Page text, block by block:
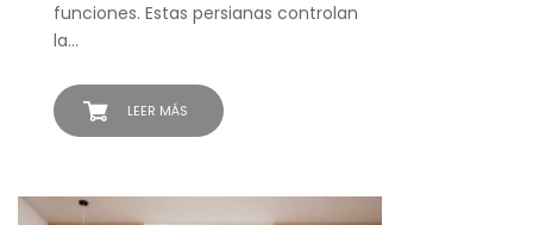
LEER MÁS
funciones. Estas persianas controlan
la…